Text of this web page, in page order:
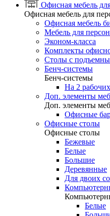
Офисная мебель
Офисная мебель для
Офисная мебель
Мебель для
Эконом-класса
Комплекты
Столы с
Бенч-системы
Бенч-системы
На 2
Доп. элементы
Доп. элементы
Офисные
Офисные столы
Офисные столы
Бежевые
Белые
Большие
Деревянные
Для двоих
Белые